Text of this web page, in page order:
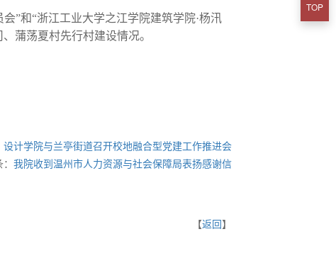
”和“浙江工业大学之江学院建筑学院·杨汛
蒲荡夏村先行村建设情况。
设计学院与兰亭街道召开校地融合型党建工作推进会
我院收到温州市人力资源与社会保障局表扬感谢信
【返回】
TOP